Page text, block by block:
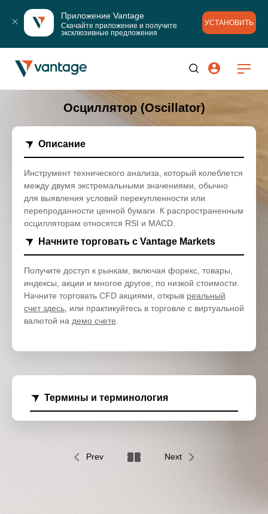
Приложение Vantage
Скачайте приложение и получите
эксклюзивные предложения
УСТАНОВИТЬ
Осциллятор (Oscillator)
Описание
Инструмент технического анализа, который колеблется
между двумя экстремальными значениями, обычно
для выявления условий перекупленности или
перепроданности ценной бумаги. К распространенным
осцилляторам относятся RSI и MACD.
Начните торговать с Vantage Markets
Получите доступ к рынкам, включая форекс, товары,
индексы, акции и многое другое, по низкой стоимости.
Начните торговать CFD акциями, открыв реальный
счет здесь , или практикуйтесь в торговле с виртуальной
валютой на демо счете
Термины и терминология
Prev Next